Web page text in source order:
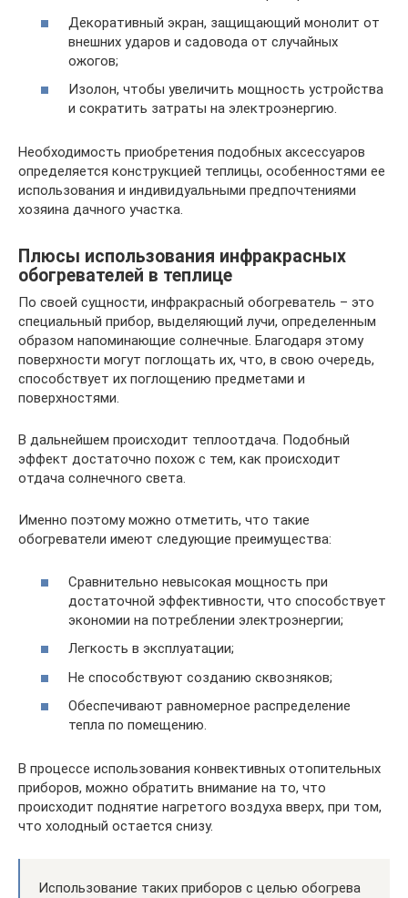
Декоративный экран, защищающий монолит от
внешних ударов и садовода от случайных
ожогов;
Изолон, чтобы увеличить мощность устройства
и сократить затраты на электроэнергию.
Необходимость приобретения подобных аксессуаров
определяется конструкцией теплицы, особенностями ее
использования и индивидуальными предпочтениями
хозяина дачного участка.
Плюсы использования инфракрасных
обогревателей в теплице
По своей сущности, инфракрасный обогреватель – это
специальный прибор, выделяющий лучи, определенным
образом напоминающие солнечные. Благодаря этому
поверхности могут поглощать их, что, в свою очередь,
способствует их поглощению предметами и
поверхностями.
В дальнейшем происходит теплоотдача. Подобный
эффект достаточно похож с тем, как происходит
отдача солнечного света.
Именно поэтому можно отметить, что такие
обогреватели имеют следующие преимущества:
Сравнительно невысокая мощность при
достаточной эффективности, что способствует
экономии на потреблении электроэнергии;
Легкость в эксплуатации;
Не способствуют созданию сквозняков;
Обеспечивают равномерное распределение
тепла по помещению.
В процессе использования конвективных отопительных
приборов, можно обратить внимание на то, что
происходит поднятие нагретого воздуха вверх, при том,
что холодный остается снизу.
Использование таких приборов с целью обогрева